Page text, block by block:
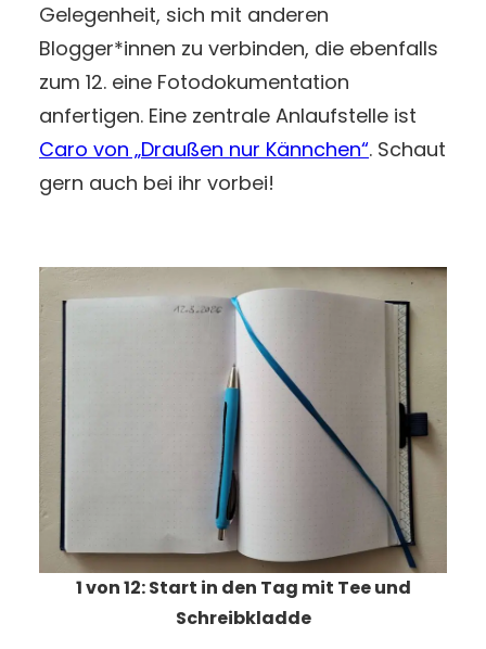
Gelegenheit, sich mit anderen
Blogger*innen zu verbinden, die ebenfalls
zum 12. eine Fotodokumentation
anfertigen. Eine zentrale Anlaufstelle ist
Caro von „Draußen nur Kännchen“. Schaut
gern auch bei ihr vorbei!
1 von 12: Start in den Tag mit Tee und
Schreibkladde